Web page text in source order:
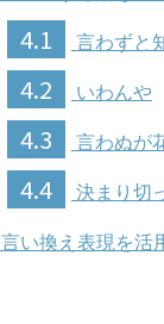
4.1 言わずと
4.2 いわんや
4.3 言わぬが
4.4 決まり切
言い換え表現を活